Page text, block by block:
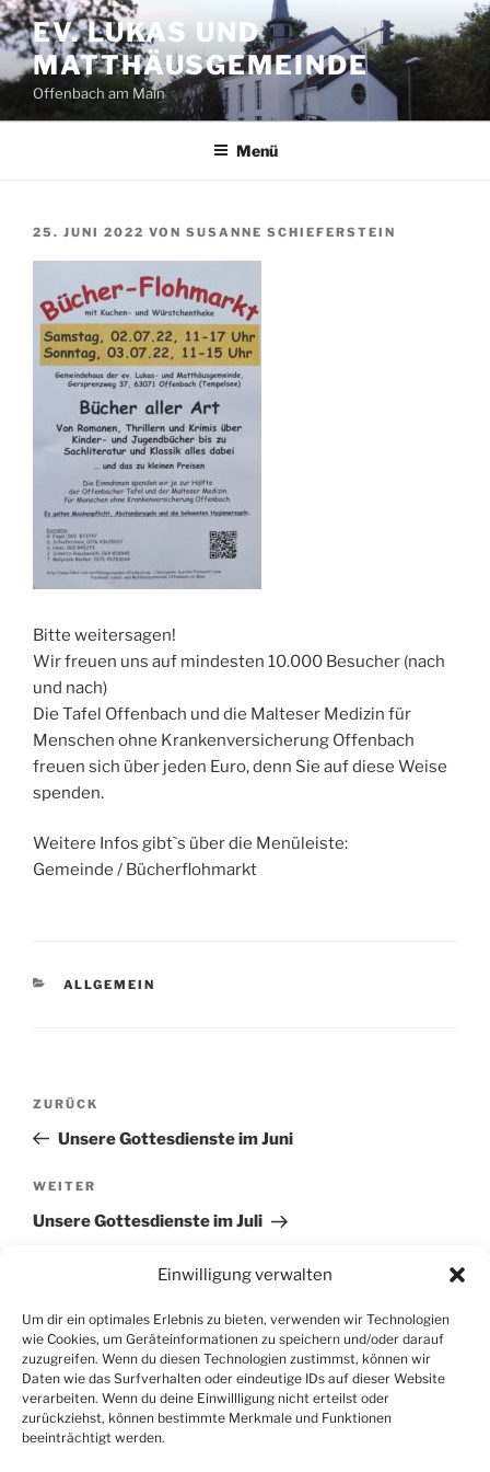
Einwilligung verwalten
Um dir ein optimales Erlebnis zu bieten, verwenden wir Technologien
wie Cookies, um Geräteinformationen zu speichern und/oder darauf
zuzugreifen. Wenn du diesen Technologien zustimmst, können wir
Daten wie das Surfverhalten oder eindeutige IDs auf dieser Website
verarbeiten. Wenn du deine Einwillligung nicht erteilst oder
zurückziehst, können bestimmte Merkmale und Funktionen
beeinträchtigt werden.
Zum
Inhalt
springen
EV. LUKAS UND
MATTHÄUSGEMEINDE
Offenbach am Main
Menü
VERÖFFENTLICHT
25. JUNI 2022 VON SUSANNE SCHIEFERSTEIN
Bitte weitersagen!
Wir freuen uns auf mindesten 10.000 Besucher (nach
und nach)
Die Tafel Offenbach und die Malteser Medizin für
Menschen ohne Krankenversicherung Offenbach
freuen sich über jeden Euro, denn Sie auf diese Weise
spenden.
Weitere Infos gibt`s über die Menüleiste:
Gemeinde / Bücherflohmarkt
KATEGORIEN
ALLGEMEIN
Beitragsnavigation
Vorheriger
Beitrag
ZURÜCK
Unsere Gottesdienste im Juni
Nächster
Beitrag
WEITER
Unsere Gottesdienste im Juli
SUCHEN
Suche
nach: